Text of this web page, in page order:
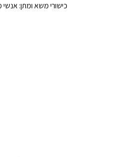
כישורי משא ומתן: